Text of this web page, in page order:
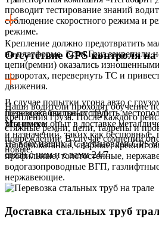
проводит тестирование знаний
соблюдение скоростного режима и
режиме.
Крепление должно предотвратить
на платформе. Если Груз закрепили
цепи(ремни) оказались
поворотах, перевернуть ТС и
движения.
Наши водители проходят обучение
крепления груза. После каждого
стяжные ремни, цепи, талрепы и
повреждений. В случае сомнений
новые.
Отсутствие GPS контроля
В случае попытки угона авто с
позволяет быстро отследить
угонщика.
На всех наших ТС установлен GPS
связи с ним и с вами 24/7.
Перевозка стальных труб
Мы имеем опыт в доставке
и назначений, таких как бесшовные,
холоднокатаные, сварные,
профильные, толстостенные,
водогазопроводные ВГП,
нержавеющие.
Доставка стальных труб